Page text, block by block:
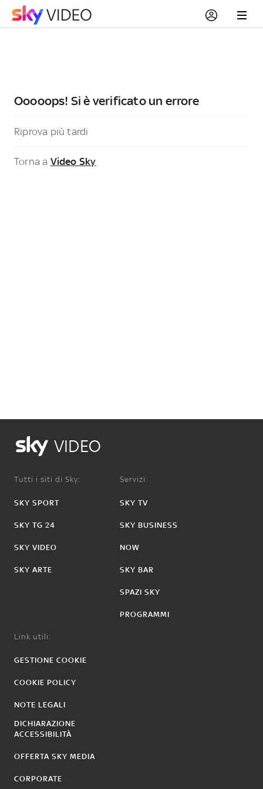
Ooooops! Si è verificato un errore
Riprova più tardi
Torna a Video Sky
VIDEO
Tutti i siti di Sky:
SKY SPORT
SKY TG 24
SKY VIDEO
SKY ARTE
Servizi:
SKY TV
SKY BUSINESS
NOW
SKY BAR
SPAZI SKY
PROGRAMMI
Link utili:
GESTIONE COOKIE
COOKIE POLICY
NOTE LEGALI
DICHIARAZIONE
ACCESSIBILITÀ
OFFERTA SKY MEDIA
CORPORATE